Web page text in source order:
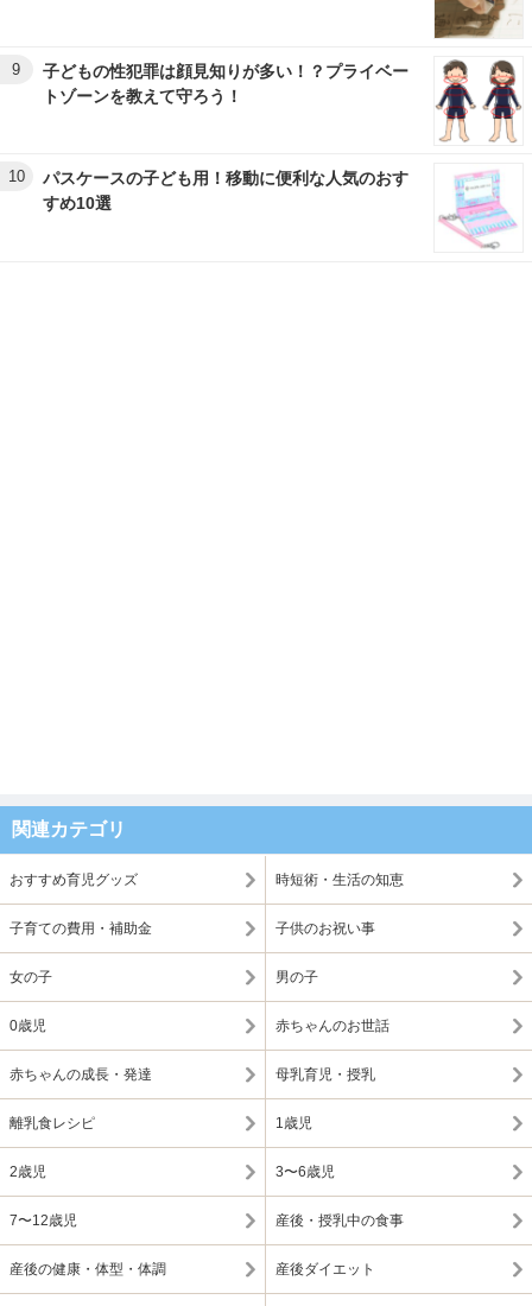
9
子どもの性犯罪は顔見知りが多い！？プライベー
トゾーンを教えて守ろう！
10
パスケースの子ども用！移動に便利な人気のおす
すめ10選
関連カテゴリ
おすすめ育児グッズ 時短術・生活の知恵
子育ての費用・補助金 子供のお祝い事
女の子 男の子
0歳児 赤ちゃんのお世話
赤ちゃんの成長・発達 母乳育児・授乳
離乳食レシピ 1歳児
2歳児 3〜6歳児
7〜12歳児 産後・授乳中の食事
産後の健康・体型・体調 産後ダイエット